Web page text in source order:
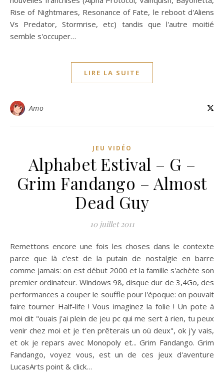
Rise of Nightmares, Resonance of Fate, le reboot d'Aliens
Vs Predator, Stormrise, etc) tandis que l'autre moitié
semble s'occuper…
LIRE LA SUITE
Amo
JEU VIDÉO
Alphabet Estival – G –
Grim Fandango – Almost
Dead Guy
10 juillet 2011
Remettons encore une fois les choses dans le contexte
parce que là c'est de la putain de nostalgie en barre
comme jamais: on est début 2000 et la famille s'achète son
premier ordinateur. Windows 98, disque dur de 3,4Go, des
performances a couper le souffle pour l'époque: on pouvait
faire tourner Half-life ! Vous imaginez la folie ! Un pote à
moi dit "ouais j'ai plein de jeu pc qui me sert à rien, tu peux
venir chez moi et je t'en prêterais un où deux", ok j'y vais,
et ok je repars avec Monopoly et... Grim Fandango. Grim
Fandango, voyez vous, est un de ces jeux d'aventure
LucasArts point & click…